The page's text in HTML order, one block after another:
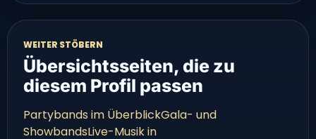
WEITER STÖBERN
Übersichtsseiten, die zu
diesem Profil passen
Partybands im ÜberblickGala- und
ShowbandsLive-Musik in